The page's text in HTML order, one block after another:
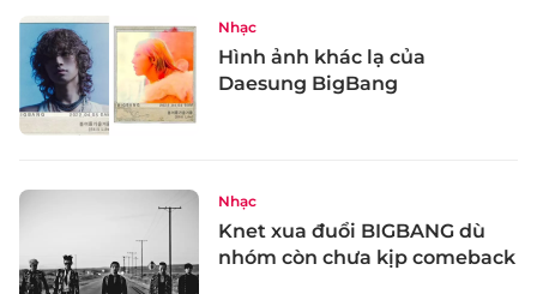
Nhạc
Hình ảnh khác lạ của
Daesung BigBang
Nhạc
Knet xua đuổi BIGBANG dù
nhóm còn chưa kịp comeback